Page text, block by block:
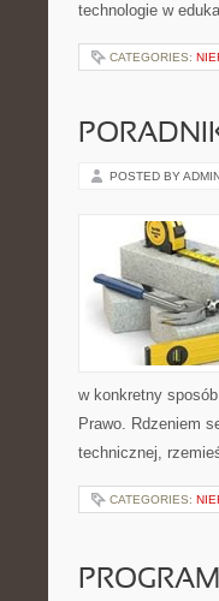
technologie w
CATEGORIES:
POSTED BY
w konkretny
Prawo. Rdzeniem
technicznej,
CATEGORIES: